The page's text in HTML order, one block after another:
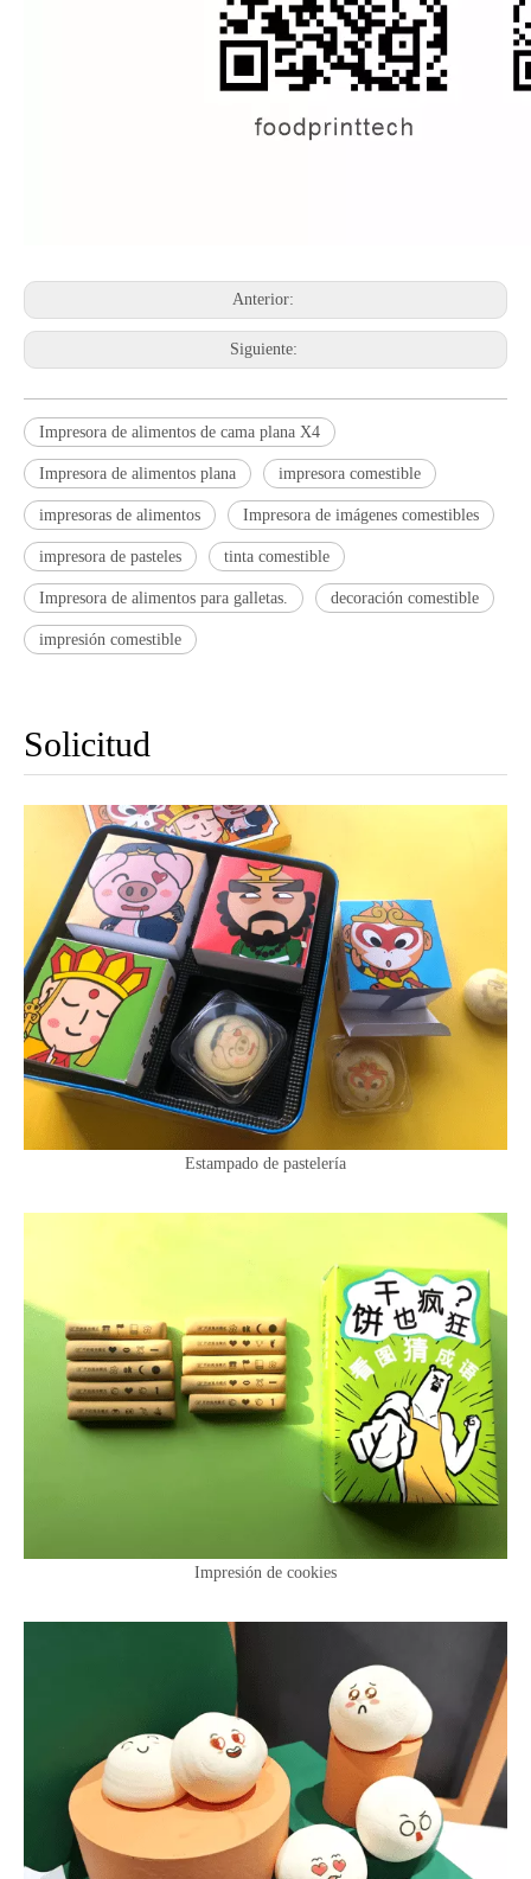
Anterior:
Siguiente:
Impresora de alimentos de cama plana X4
Impresora de alimentos plana impresora comestible
impresoras de alimentos Impresora de imágenes comestibles
impresora de pasteles tinta comestible
Impresora de alimentos para galletas. decoración comestible
impresión comestible
Solicitud
Estampado de pastelería
Impresión de cookies